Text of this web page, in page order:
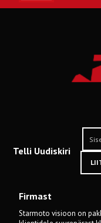
Telli Uudiskiri
Firmast
Starmoto visioon on